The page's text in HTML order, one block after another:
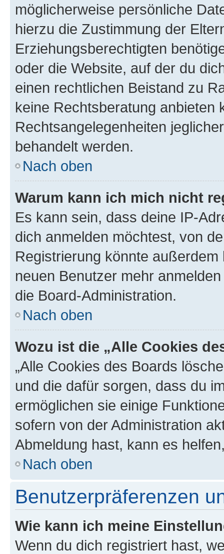
möglicherweise persönliche
hierzu die Zustimmung der
Erziehungsberechtigten
oder die Website, auf der du
einen rechtlichen Beistand zu
keine Rechtsberatung anbieten
Rechtsangelegenheiten
behandelt werden.
Nach oben
Warum kann ich mich nicht
Es kann sein, dass deine IP-
dich anmelden möchtest, von
Registrierung könnte
neuen Benutzer mehr
die Board-Administration.
Nach oben
Wozu ist die „Alle Cookies
„Alle Cookies des Boards
und die dafür sorgen, dass du
ermöglichen sie einige
sofern von der Administration
Abmeldung hast, kann es
Nach oben
Benutzerpräferenzen
Wie kann ich meine
Wenn du dich registriert hast,